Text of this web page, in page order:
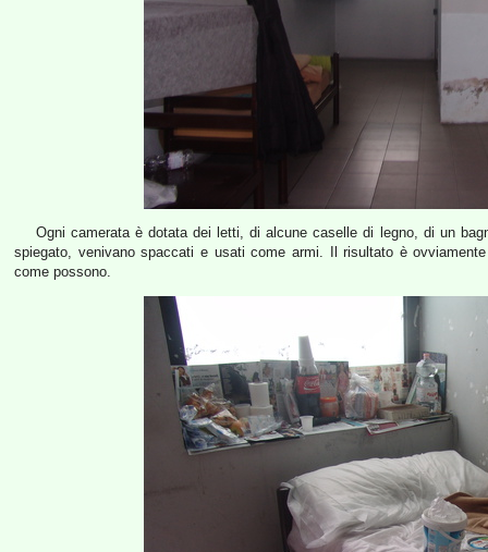
Ogni camerata è dotata dei letti, di alcune caselle di legno, di un
spiegato, venivano spaccati e usati come armi. Il risultato è
come possono.